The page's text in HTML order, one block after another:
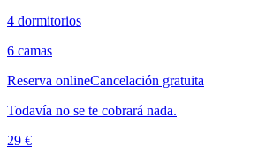
4 dormitorios
6 camas
Reserva onlineCancelación gratuita
Todavía no se te cobrará nada.
29 €